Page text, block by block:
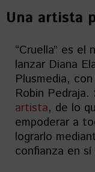
Una artista
“Cruella” es el
lanzar Diana
Plusmedia,
Robin Pedraja.
artista, de lo
empoderar a
lograrlo
confianza en sí